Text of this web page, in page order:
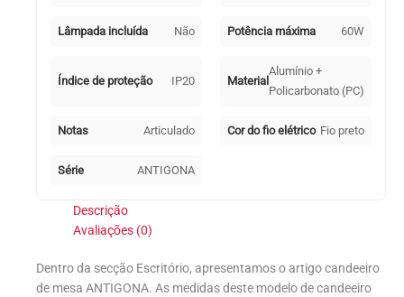
Lâmpada incluída Não Potência máxima 60W
Índice de proteção IP20 Material
Alumínio +
Policarbonato (PC)
Notas Articulado Cor do fio elétrico Fio preto
Série ANTIGONA
Descrição
Avaliações (0)
Dentro da secção Escritório, apresentamos o artigo candeeiro
de mesa ANTIGONA. As medidas deste modelo de candeeiro